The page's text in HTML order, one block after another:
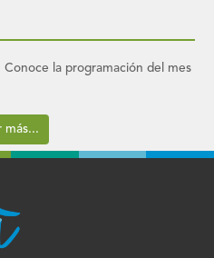
Conoce la programación del mes
más...